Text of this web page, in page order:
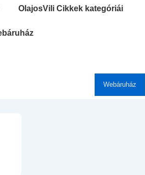
OlajosVili Cikkek kategóriái
Webáruház